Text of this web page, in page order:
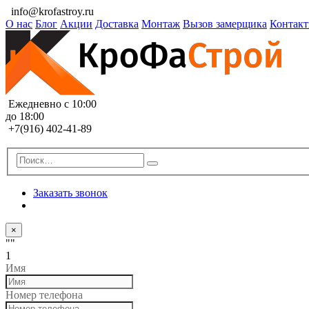
info@krofastroy.ru
О нас Блог Акции Доставка Монтаж Вызов замерщика
Ежедневно с 10:00
до 18:00
+7(916) 402-41-89
Заказать звонок
×
""
1
Имя
Номер телефона